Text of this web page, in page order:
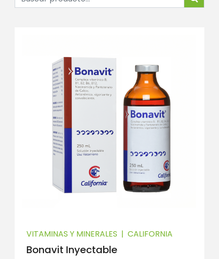
VITAMINAS Y MINERALES | CALIFORNIA
Bonavit Inyectable